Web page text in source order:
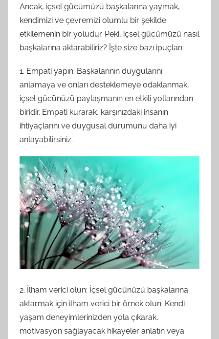
Ancak, içsel gücümüzü başkalarına yaymak,
kendimizi ve çevremizi olumlu bir şekilde
etkilemenin bir yoludur. Peki, içsel gücümüzü nasıl
başkalarına aktarabiliriz? İşte size bazı ipuçları:
1. Empati yapın: Başkalarının duygularını
anlamaya ve onları desteklemeye odaklanmak,
içsel gücünüzü paylaşmanın en etkili yollarından
biridir. Empati kurarak, karşınızdaki insanın
ihtiyaçlarını ve duygusal durumunu daha iyi
anlayabilirsiniz.
2. İlham verici olun: İçsel gücünüzü başkalarına
aktarmak için ilham verici bir örnek olun. Kendi
yaşam deneyimlerinizden yola çıkarak,
motivasyon sağlayacak hikayeler anlatın veya